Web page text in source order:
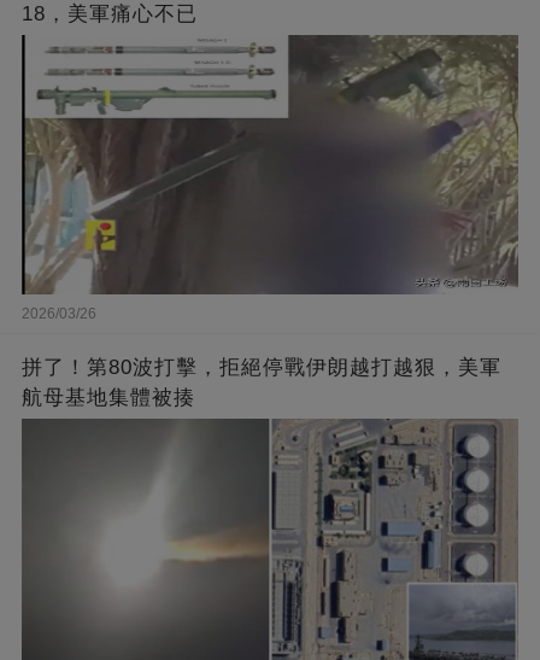
18，美軍痛心不已
2026/03/26
拼了！第80波打擊，拒絕停戰伊朗越打越狠，美軍
航母基地集體被揍